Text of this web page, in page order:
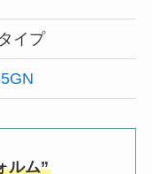
イプ
ルム”